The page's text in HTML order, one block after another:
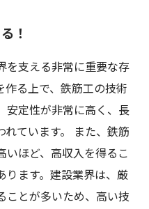
！
を支える非常に重要な存
る上で、鉄筋工の技術
安定性が非常に高く、長
ています。 また、鉄筋
ほど、高収入を得るこ
ります。建設業界は、厳
ことが多いため、高い技